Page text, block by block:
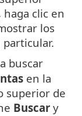
clic en
los
buscar
en la
superior de
Buscar y